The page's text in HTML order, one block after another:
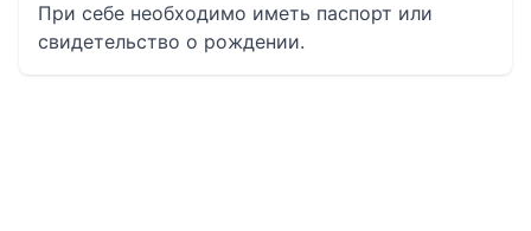
При себе необходимо иметь паспорт или